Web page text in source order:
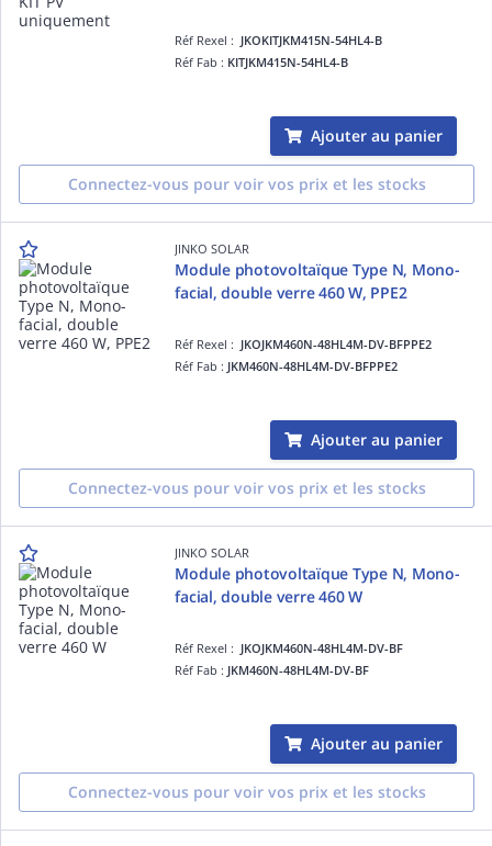
Réf Rexel : JKOKITJKM415N-54HL4-B
Réf Fab : KITJKM415N-54HL4-B
Ajouter au panier
Connectez-vous pour voir vos prix et les stocks
JINKO SOLAR
Module photovoltaïque Type N, Mono-
facial, double verre 460 W, PPE2
Réf Rexel : JKOJKM460N-48HL4M-DV-BFPPE2
Réf Fab : JKM460N-48HL4M-DV-BFPPE2
Ajouter au panier
Connectez-vous pour voir vos prix et les stocks
JINKO SOLAR
Module photovoltaïque Type N, Mono-
facial, double verre 460 W
Réf Rexel : JKOJKM460N-48HL4M-DV-BF
Réf Fab : JKM460N-48HL4M-DV-BF
Ajouter au panier
Connectez-vous pour voir vos prix et les stocks